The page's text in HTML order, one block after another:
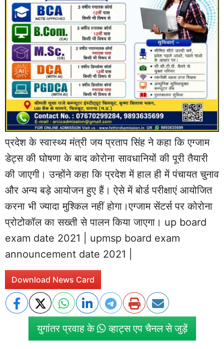
प्रदेश के स्वास्थ्य मंत्री जय प्रताप सिंह ने कहा कि एग्‍जाम
डेट्स की घोषणा के बाद कोरोना सावधानियों की पूरी तैयारी
की जाएगी। उन्‍होंने कहा कि प्रदेश में हाल ही में पंचायत चुनाव
और अन्‍य बड़े आयोजन हुए हैं। ऐसे में बोर्ड परीक्षाएं आयोजित
करना भी ज्‍यादा मुश्किल नहीं होगा।एग्‍जाम सेंटर्स पर कोरोना
प्रोटोकॉल का सख्‍ती से पालन किया जाएगा। up board
exam date 2021 | upmsp board exam
announcement date 2021 |
Download News Card
युगांतर प्रवाह के व्हाट्स एप चैनल से जुड़ें